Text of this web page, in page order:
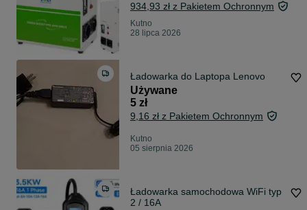
934,93 zł z Pakietem Ochronnym
Kutno
28 lipca 2026
Ładowarka do Laptopa Lenovo
Używane
5 zł
9,16 zł z Pakietem Ochronnym
Kutno
05 sierpnia 2026
Ładowarka samochodowa WiFi typ
2 / 16A